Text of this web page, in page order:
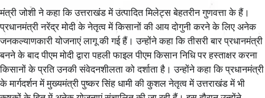
मंत्री जोशी ने कहा कि उत्तराखंड में उत्पादित मिलेट्स बेहतरीन गुणवत्ता के हैं।
प्रधानमंत्री नरेंद्र मोदी के नेतृत्व में किसानों की आय दोगुनी करने के लिए अनेक
जनकल्याणकारी योजनाएं लागू की गई हैं। उन्होंने कहा कि तीसरी बार प्रधानमंत्री
बनने के बाद पीएम मोदी द्वारा पहली फाइल पीएम किसान निधि पर हस्ताक्षर करना
किसानों के प्रति उनकी संवेदनशीलता को दर्शाता है। उन्होंने कहा कि प्रधानमंत्री
के मार्गदर्शन में मुख्यमंत्री पुष्कर सिंह धामी की कुशल नेतृत्व में उत्तराखंड में भी